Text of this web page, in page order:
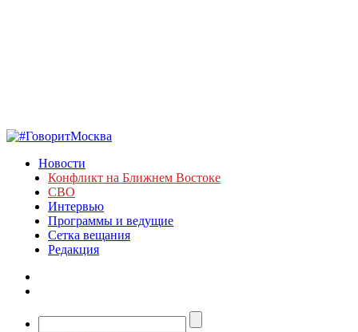
Новости
Конфликт на Ближнем Востоке
СВО
Интервью
Программы и ведущие
Сетка вещания
Редакция